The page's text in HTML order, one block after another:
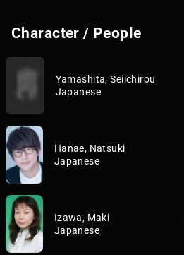
Character / People
Yamashita, Seiichirou
Japanese
Hanae, Natsuki
Japanese
Izawa, Maki
Japanese